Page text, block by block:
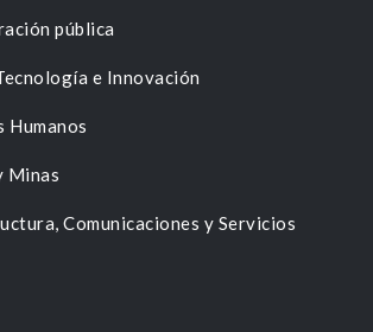
pública
e Innovación
Humanos
Minas
Comunicaciones y Servicios